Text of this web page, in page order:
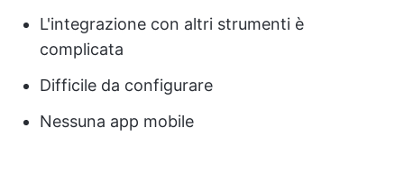
L'integrazione con altri strumenti è
complicata
Difficile da configurare
Nessuna app mobile